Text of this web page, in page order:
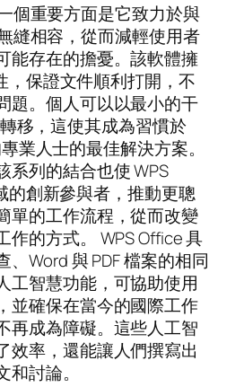
個重要方面是它致力於與
縫相容，從而減輕使用者
能存在的擔憂。該軟體擁
，保證文件順利打開，不
題。個人可以以最小的干
移，這使其成為習慣於
業人士的最佳解決方案。
系列的結合也使 WPS
的創新參與者，推動更聰
單的工作流程，從而改變
作的方式。 WPS Office 具
、Word 與 PDF 檔案的相同
工智慧功能，可協助使用
並確保在當今的國際工作
再成為障礙。這些人工智
效率，還能讓人們撰寫出
討論。